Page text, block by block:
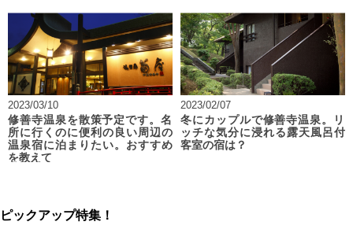
2023/03/10
修善寺温泉を散策予定です。名
所に行くのに便利の良い周辺の
温泉宿に泊まりたい。おすすめ
を教えて
2023/02/07
冬にカップルで修善寺温泉。リ
ッチな気分に浸れる露天風呂付
客室の宿は？
ピックアップ特集！